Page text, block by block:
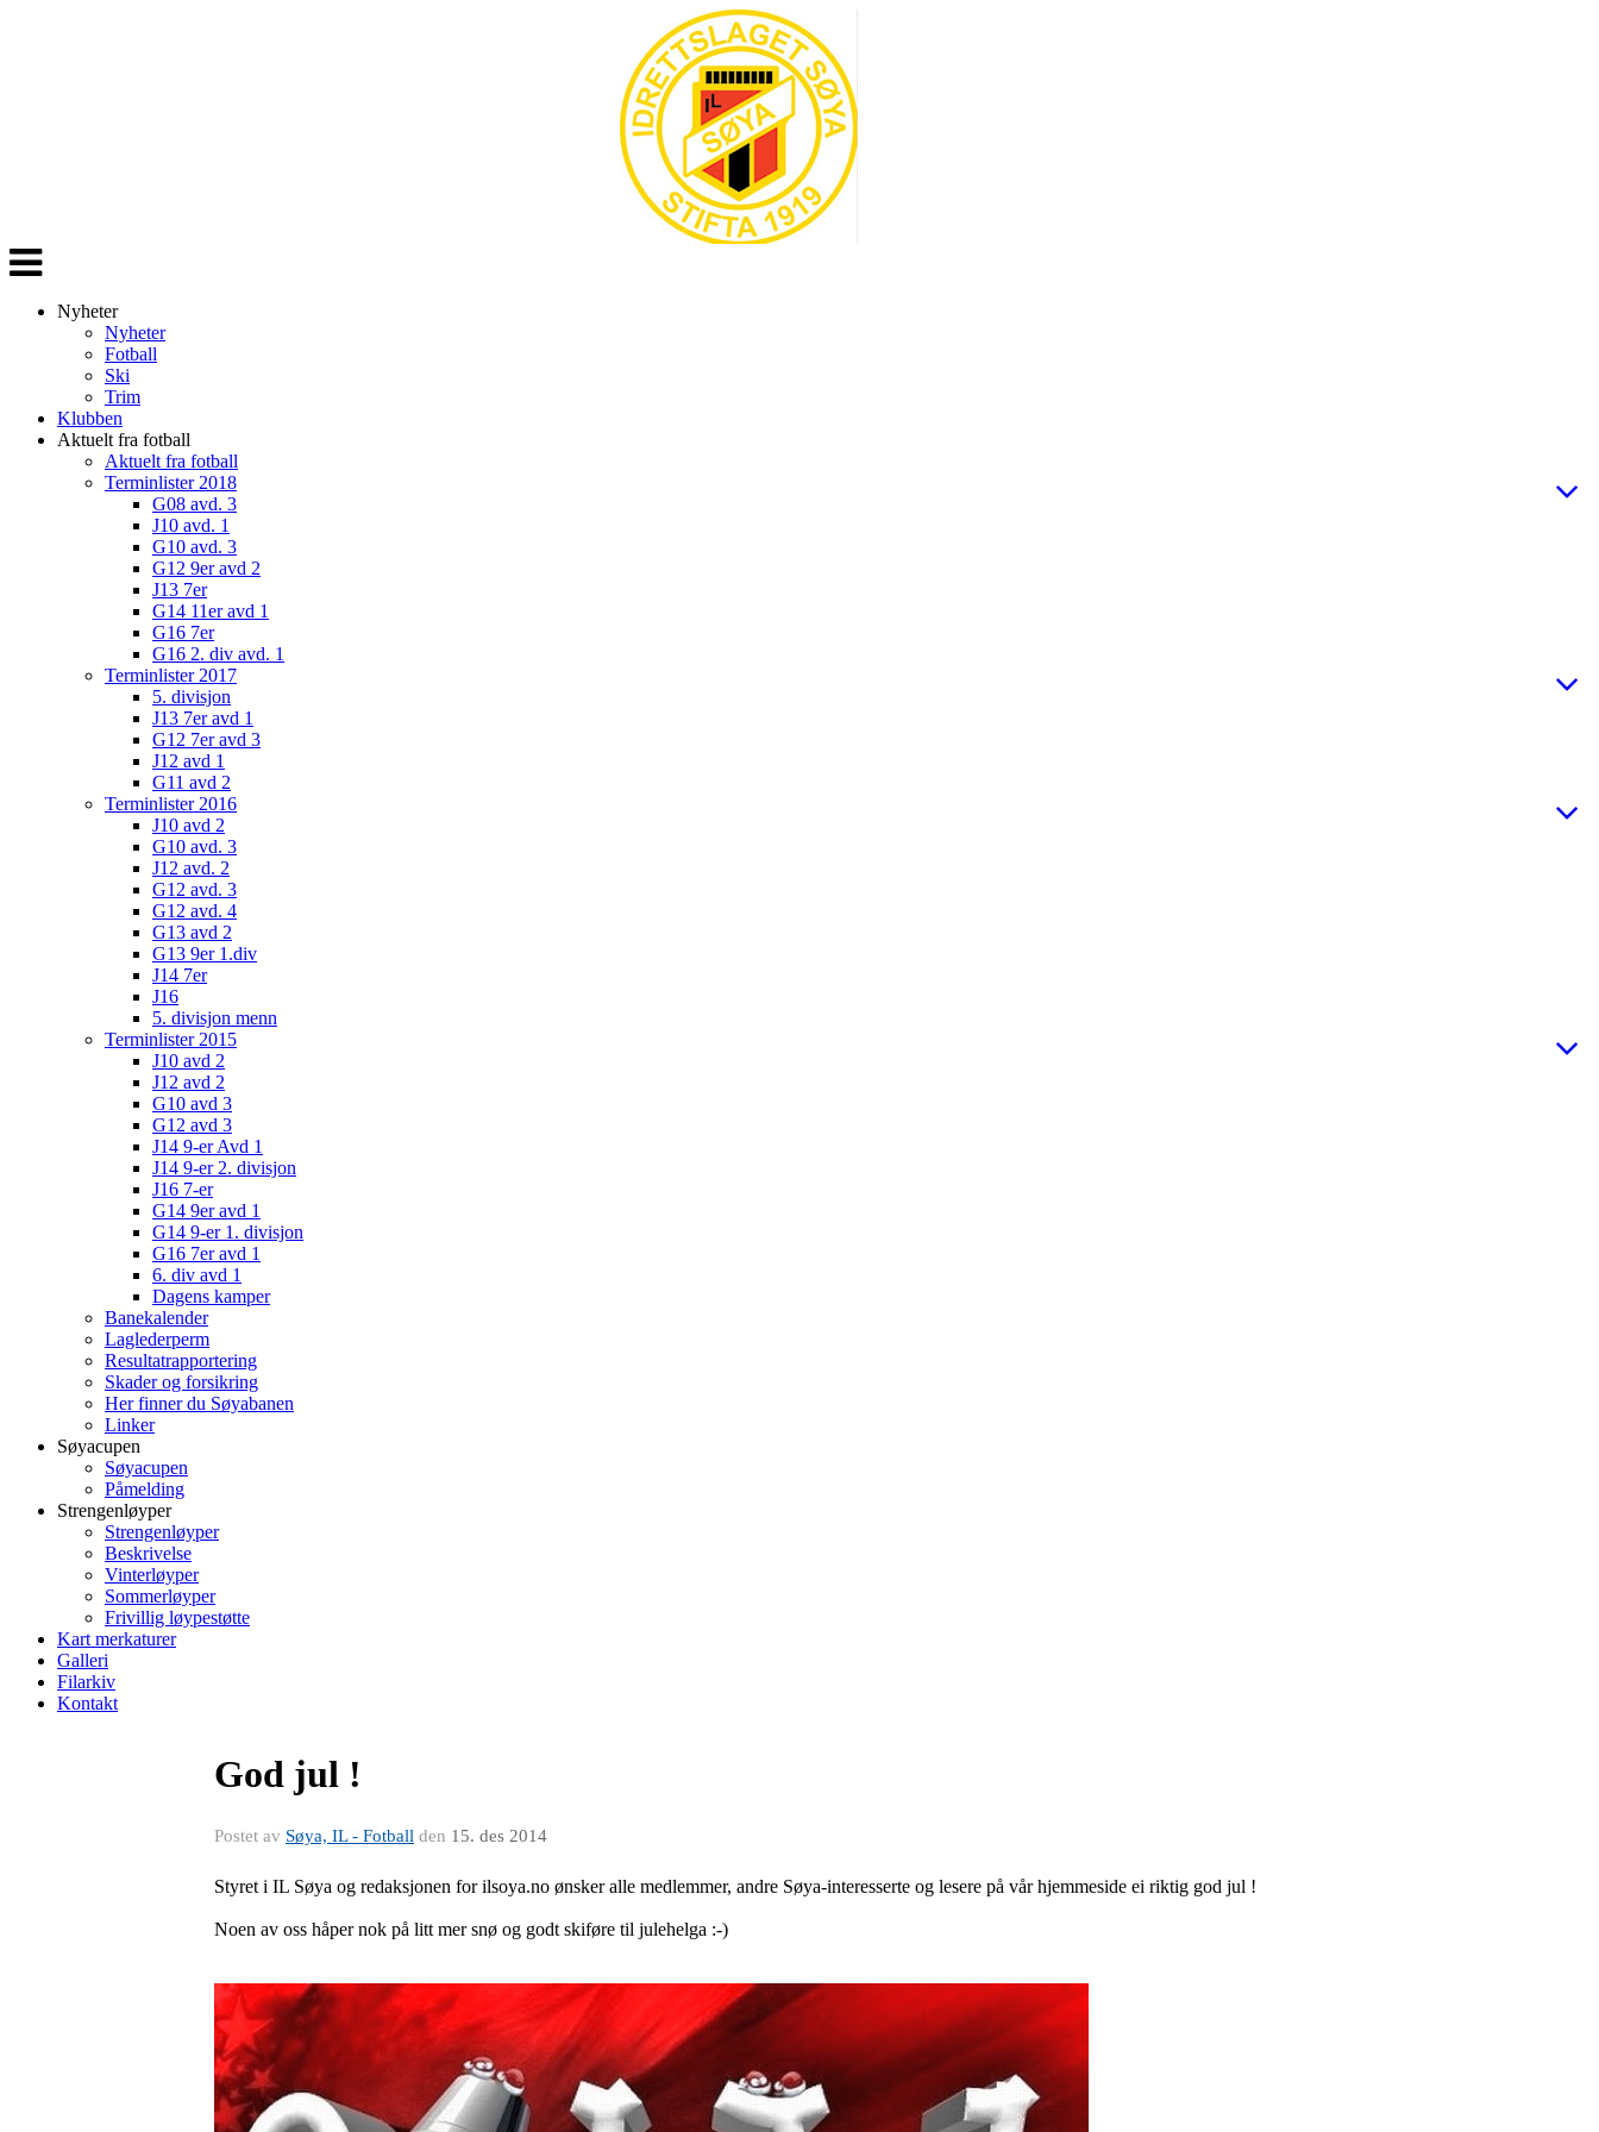
Veksle
navigasjon
Nyheter
Nyheter
Fotball
Ski
Trim
Klubben
Aktuelt fra fotball
Aktuelt fra fotball
Terminlister 2018
G08 avd. 3
J10 avd. 1
G10 avd. 3
G12 9er avd 2
J13 7er
G14 11er avd 1
G16 7er
G16 2. div avd. 1
Terminlister 2017
5. divisjon
J13 7er avd 1
G12 7er avd 3
J12 avd 1
G11 avd 2
Terminlister 2016
J10 avd 2
G10 avd. 3
J12 avd. 2
G12 avd. 3
G12 avd. 4
G13 avd 2
G13 9er 1.div
J14 7er
J16
5. divisjon menn
Terminlister 2015
J10 avd 2
J12 avd 2
G10 avd 3
G12 avd 3
J14 9-er Avd 1
J14 9-er 2. divisjon
J16 7-er
G14 9er avd 1
G14 9-er 1. divisjon
G16 7er avd 1
6. div avd 1
Dagens kamper
Banekalender
Laglederperm
Resultatrapportering
Skader og forsikring
Her finner du Søyabanen
Linker
Søyacupen
Søyacupen
Påmelding
Strengenløyper
Strengenløyper
Beskrivelse
Vinterløyper
Sommerløyper
Frivillig løypestøtte
Kart merkaturer
Galleri
Filarkiv
Kontakt
God jul !
Postet av Søya, IL - Fotball den 15. des 2014
Styret i IL Søya og redaksjonen for ilsoya.no ønsker alle medlemmer, andre Søya-interesserte og lesere på vår hjemmeside ei riktig god jul !
Noen av oss håper nok på litt mer snø og godt skiføre til julehelga :-)